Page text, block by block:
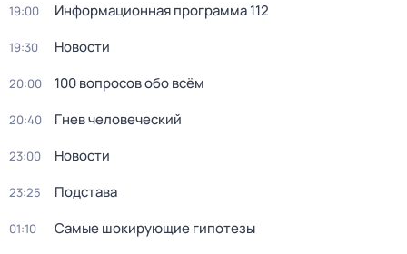
19:00 Информационная программа 112
19:30 Новости
20:00 100 вопросов обо всём
20:40 Гнев человеческий
23:00 Новости
23:25 Подстава
01:10 Самые шoкиpующие гипотезы